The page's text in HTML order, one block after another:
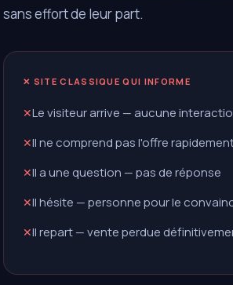
sans effort de leur part.
✕ SITE CLASSIQUE QUI INFORME
✕Le visiteur arrive — aucune
✕Il ne comprend pas l'offre
✕Il a une question — pas de réponse
✕Il hésite — personne pour le
✕Il repart — vente perdue